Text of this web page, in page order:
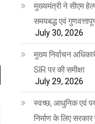
मुख्यमंत्री ने सीएम
समयबद्ध एवं
July 30, 2026
मुख्य निर्वाचन
SIR पर की समीक्षा
July 29, 2026
स्वच्छ, आधुनिक एवं
निर्माण के लिए